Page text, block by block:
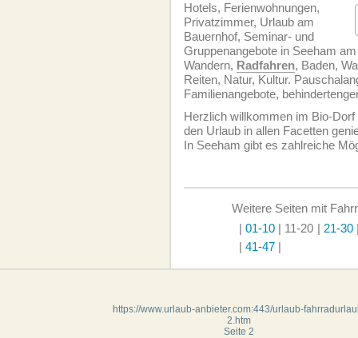
Hotels, Ferien­wohnungen,
Privatzimmer, Urlaub am
Bauernhof, Seminar- und
Gruppenangebote in Seeham
Wandern, Radfahren, Baden,
Reiten, Natur, Kultur.
Familienangebote,
Herzlich willkommen im Bio-Dorf
den Urlaub in allen Facetten
In Seeham gibt es zahlreiche
Weitere Seiten mit
| 01-10 | 11-20 | 21-30
| 41-47 |
https://www.urlaub-anbieter.com:443/urlaub-
2.htm
Seite 2